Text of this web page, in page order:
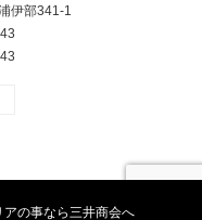
伊部341-1
の事なら三井商会へ